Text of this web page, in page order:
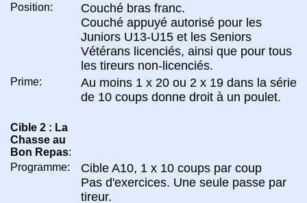
Position:
Couché bras franc.
Couché appuyé autorisé pour les
Juniors U13-U15 et les Seniors
Vétérans licenciés, ainsi que pour tous
les tireurs non-licenciés.
Prime:
Au moins 1 x 20 ou 2 x 19 dans la série
de 10 coups donne droit à un poulet.
Cible 2 : La
Chasse au
Bon Repas:
Programme:
Cible A10, 1 x 10 coups par coup
Pas d'exercices. Une seule passe par
tireur.